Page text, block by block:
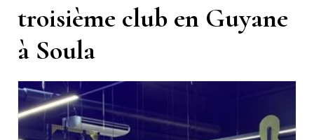
troisième club en Guyane
à Soula